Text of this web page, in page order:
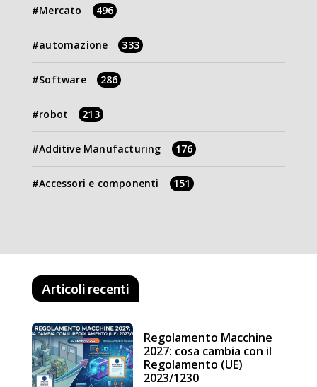
Mercato 496
automazione 333
Software 286
robot 213
Additive Manufacturing 176
Accessori e componenti 151
Articoli recenti
Regolamento Macchine
2027: cosa cambia con il
Regolamento (UE)
2023/1230